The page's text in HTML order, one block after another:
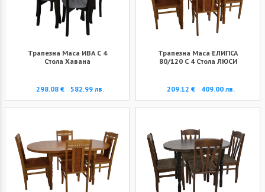
Трапезна Маса ИВА С 4
Стола Хавана
298.08 € 582.99 лв.
Трапезна Маса ЕЛИПСА
80/120 С 4 Стола ЛЮСИ
209.12 € 409.00 лв.